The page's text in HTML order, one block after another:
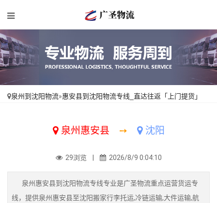
泉州到沈阳物流»惠安县到沈阳物流专线_直达往返「上门提货」
泉州惠安县 ➙ 沈阳
29浏览 | 2026/8/9 0:04:10
泉州惠安县到沈阳物流专线专业是广圣物流重点运营货运专
线，提供泉州惠安县至沈阳搬家行李托运,冷链运输,大件运输,航